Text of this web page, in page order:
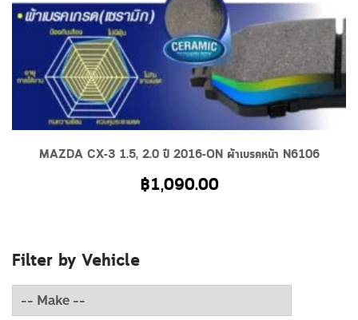
MAZDA CX-3 1.5, 2.0 ปี 2016-ON ผ้าเบรคหน้า N6106
฿1,090.00
Filter by Vehicle